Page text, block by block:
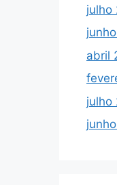
julho
abril
julho